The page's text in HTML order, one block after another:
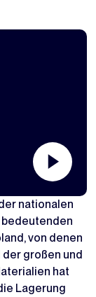
nationalen
bedeutenden
von denen
großen und
hat
Lagerung